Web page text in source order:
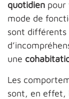
quotidien pour
mode de
sont différents
une
Les
sont, en effet,